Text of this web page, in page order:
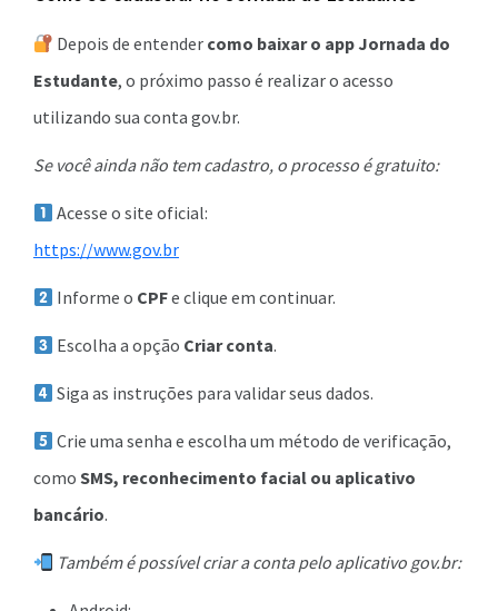
Depois de entender como baixar o app Jornada do
Estudante, o próximo passo é realizar o acesso
utilizando sua conta gov.br.
Se você ainda não tem cadastro, o processo é gratuito:
Acesse o site oficial:
https://www.gov.br
Informe o CPFe clique em continuar.
Escolha a opção Criar conta.
Siga as instruções para validar seus dados.
Crie uma senha e escolha um método de verificação,
como SMS, reconhecimento facial ou aplicativo
bancário.
Também é possível criar a conta pelo aplicativo gov.br: